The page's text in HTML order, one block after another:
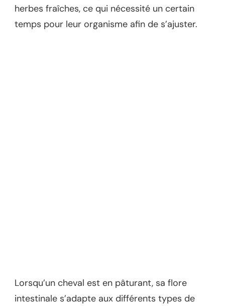
herbes fraîches, ce qui nécessité un certain
temps pour leur organisme afin de s’ajuster.
Lorsqu’un cheval est en pâturant, sa flore
intestinale s’adapte aux différents types de